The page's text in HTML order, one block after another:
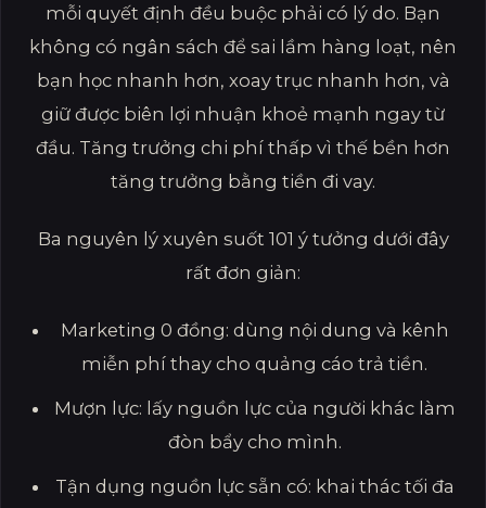
mỗi quyết định đều buộc phải có lý do. Bạn
không có ngân sách để sai lầm hàng loạt, nên
bạn học nhanh hơn, xoay trục nhanh hơn, và
giữ được biên lợi nhuận khoẻ mạnh ngay từ
đầu. Tăng trưởng chi phí thấp vì thế bền hơn
tăng trưởng bằng tiền đi vay.
Ba nguyên lý xuyên suốt 101 ý tưởng dưới đây
rất đơn giản:
Marketing 0 đồng: dùng nội dung và kênh
miễn phí thay cho quảng cáo trả tiền.
Mượn lực: lấy nguồn lực của người khác làm
đòn bẩy cho mình.
Tận dụng nguồn lực sẵn có: khai thác tối đa